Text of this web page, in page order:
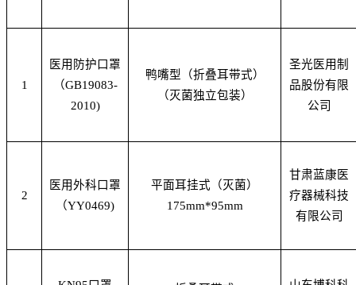
1
医用防护口罩
（GB19083-
2010)
鸭嘴型（折叠耳带式）
（灭菌独立包装）
圣光医用制
品股份有限
公司
2
医用外科口罩
（YY0469)
平面耳挂式（灭菌）
175mm*95mm
甘肃蓝康医
疗器械科技
有限公司